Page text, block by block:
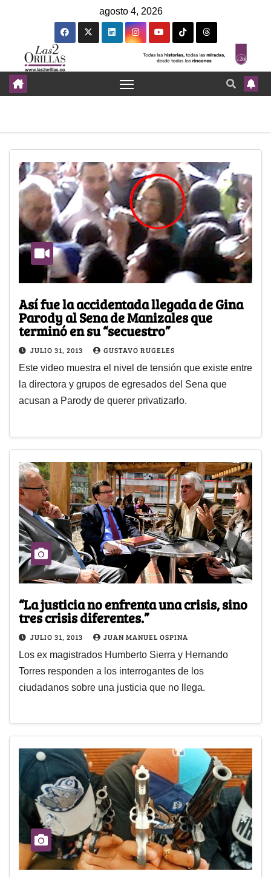
agosto 4, 2026
Así fue la accidentada llegada de Gina
Parody al Sena de Manizales que
terminó en su “secuestro”
JULIO 31, 2013 GUSTAVO RUGELES
Este video muestra el nivel de tensión que existe entre
la directora y grupos de egresados del Sena que
acusan a Parody de querer privatizarlo.
“La justicia no enfrenta una crisis, sino
tres crisis diferentes.”
JULIO 31, 2013 JUAN MANUEL OSPINA
Los ex magistrados Humberto Sierra y Hernando
Torres responden a los interrogantes de los
ciudadanos sobre una justicia que no llega.